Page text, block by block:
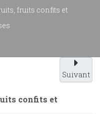
fruits confits et
Suivant
confits et